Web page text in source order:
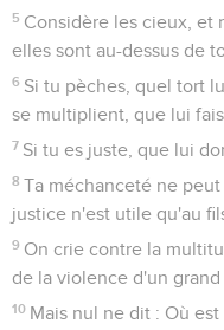
5 Considère les cieux, et
elles sont au-dessus de
6 Si tu pèches, quel tort
se multiplient, que lui
7 Si tu es juste, que lui
8 Ta méchanceté ne
justice n'est utile qu'au
9 On crie contre la
de la violence d'un grand
10 Mais nul ne dit : Où